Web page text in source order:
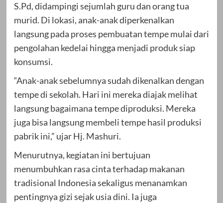
S.Pd, didampingi sejumlah guru dan orang tua
murid. Di lokasi, anak-anak diperkenalkan
langsung pada proses pembuatan tempe mulai dari
pengolahan kedelai hingga menjadi produk siap
konsumsi.
“Anak-anak sebelumnya sudah dikenalkan dengan
tempe di sekolah. Hari ini mereka diajak melihat
langsung bagaimana tempe diproduksi. Mereka
juga bisa langsung membeli tempe hasil produksi
pabrik ini,” ujar Hj. Mashuri.
Menurutnya, kegiatan ini bertujuan
menumbuhkan rasa cinta terhadap makanan
tradisional Indonesia sekaligus menanamkan
pentingnya gizi sejak usia dini. Ia juga